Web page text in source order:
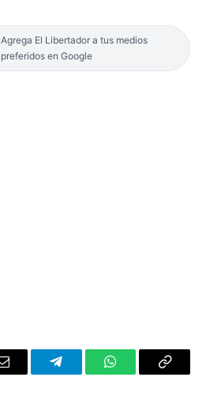
Agrega El Libertador a tus medios
preferidos en Google
Email TelegramWhatsAppCopy